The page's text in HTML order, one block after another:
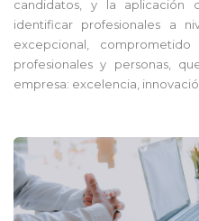
candidatos, y la aplicación
identificar profesionales a
excepcional,
profesionales y personas,
empresa: excelencia,